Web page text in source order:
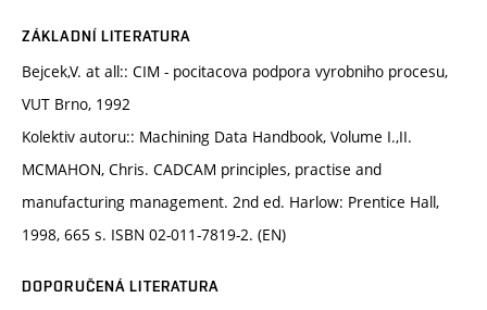
ZÁKLADNÍ LITERATURA
Bejcek,V. at all:: CIM - pocitacova podpora vyrobniho procesu,
VUT Brno, 1992
Kolektiv autoru:: Machining Data Handbook, Volume I.,II.
MCMAHON, Chris. CADCAM principles, practise and
manufacturing management. 2nd ed. Harlow: Prentice Hall,
1998, 665 s. ISBN 02-011-7819-2. (EN)
DOPORUČENÁ LITERATURA